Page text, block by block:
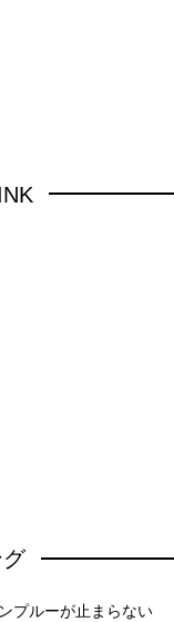
プルーが止まらない